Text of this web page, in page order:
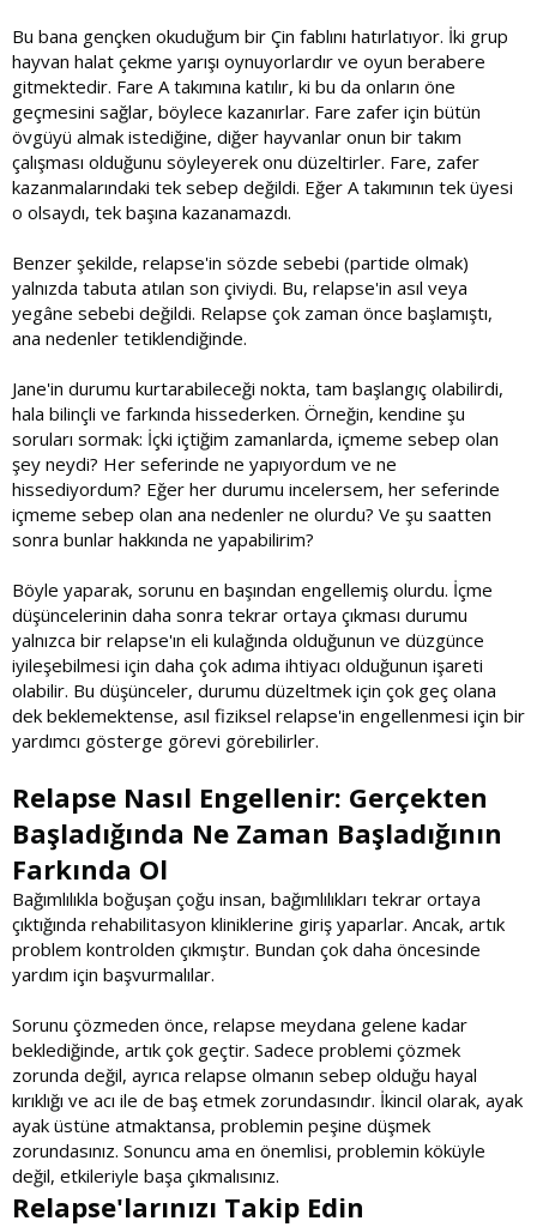
Bu bana gençken okuduğum bir Çin fablını hatırlatıyor. İki grup
hayvan halat çekme yarışı oynuyorlardır ve oyun berabere
gitmektedir. Fare A takımına katılır, ki bu da onların öne
geçmesini sağlar, böylece kazanırlar. Fare zafer için bütün
övgüyü almak istediğine, diğer hayvanlar onun bir takım
çalışması olduğunu söyleyerek onu düzeltirler. Fare, zafer
kazanmalarındaki tek sebep değildi. Eğer A takımının tek üyesi
o olsaydı, tek başına kazanamazdı.
Benzer şekilde, relapse'in sözde sebebi (partide olmak)
yalnızda tabuta atılan son çiviydi. Bu, relapse'in asıl veya
yegâne sebebi değildi. Relapse çok zaman önce başlamıştı,
ana nedenler tetiklendiğinde.
Jane'in durumu kurtarabileceği nokta, tam başlangıç olabilirdi,
hala bilinçli ve farkında hissederken. Örneğin, kendine şu
soruları sormak: İçki içtiğim zamanlarda, içmeme sebep olan
şey neydi? Her seferinde ne yapıyordum ve ne
hissediyordum? Eğer her durumu incelersem, her seferinde
içmeme sebep olan ana nedenler ne olurdu? Ve şu saatten
sonra bunlar hakkında ne yapabilirim?
Böyle yaparak, sorunu en başından engellemiş olurdu. İçme
düşüncelerinin daha sonra tekrar ortaya çıkması durumu
yalnızca bir relapse'ın eli kulağında olduğunun ve düzgünce
iyileşebilmesi için daha çok adıma ihtiyacı olduğunun işareti
olabilir. Bu düşünceler, durumu düzeltmek için çok geç olana
dek beklemektense, asıl fiziksel relapse'in engellenmesi için bir
yardımcı gösterge görevi görebilirler.
Relapse Nasıl Engellenir: Gerçekten
Başladığında Ne Zaman Başladığının
Farkında Ol
Bağımlılıkla boğuşan çoğu insan, bağımlılıkları tekrar ortaya
çıktığında rehabilitasyon kliniklerine giriş yaparlar. Ancak, artık
problem kontrolden çıkmıştır. Bundan çok daha öncesinde
yardım için başvurmalılar.
Sorunu çözmeden önce, relapse meydana gelene kadar
beklediğinde, artık çok geçtir. Sadece problemi çözmek
zorunda değil, ayrıca relapse olmanın sebep olduğu hayal
kırıklığı ve acı ile de baş etmek zorundasındır. İkincil olarak, ayak
ayak üstüne atmaktansa, problemin peşine düşmek
zorundasınız. Sonuncu ama en önemlisi, problemin köküyle
değil, etkileriyle başa çıkmalısınız.
Relapse'larınızı Takip Edin